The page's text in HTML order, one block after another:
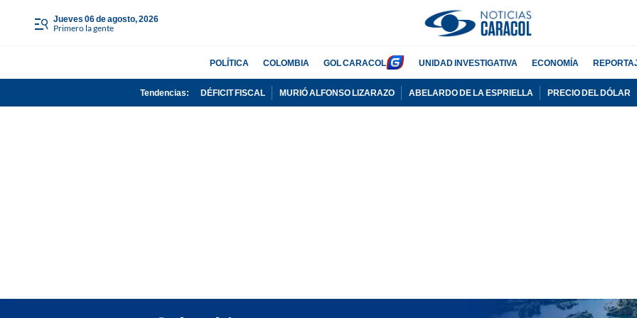
jueves 06 de agosto, 2026
Primero la gente
POLÍTICA COLOMBIA GOL CARACOL UNIDAD INVESTIGATIVA ECONOMÍA
Tendencias: DÉFICIT FISCAL MURIÓ ALFONSO LIZARAZO ABELARDO DE LA ESPRIELLA PRECIO DEL DÓLAR